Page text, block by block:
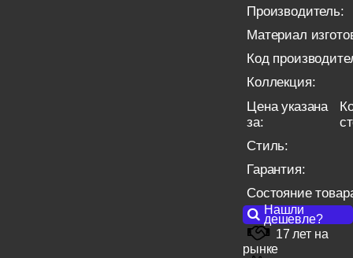
Производитель:
Материал
Код
Коллекция:
Цена указана
за:
Стиль:
Гарантия:
Состояние
Нашли
дешевле?
17 лет на
рынке